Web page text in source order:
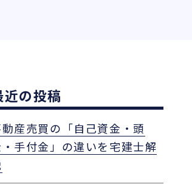
近の投稿
産売買の「自己資金・頭
手付金」の違いを宅建士解